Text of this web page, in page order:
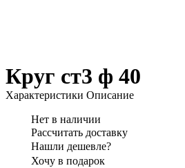
Круг ст3 ф 40
Характеристики Описание
Нет в наличии
Рассчитать доставку
Нашли дешевле?
Хочу в подарок